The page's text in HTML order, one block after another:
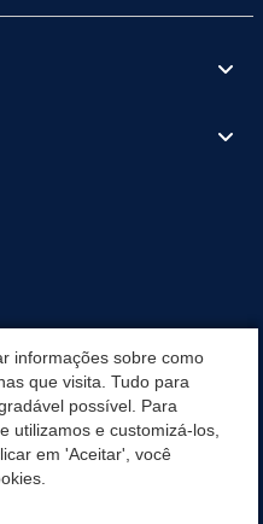
MUNICIPAIS
informações sobre como
que visita. Tudo para
possível. Para
utilizamos e customizá-los,
em 'Aceitar', você